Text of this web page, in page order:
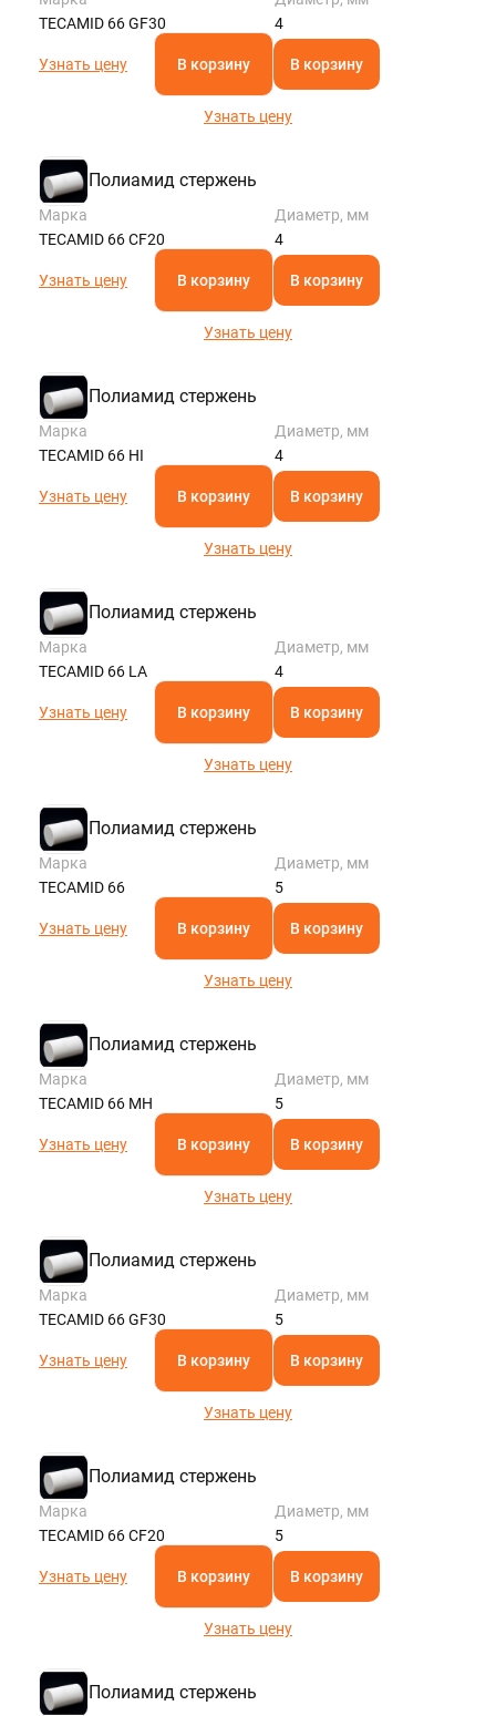
SPB@STALTEKA.RU
TECAMID 66 GF30
4
Узнать цену В корзину В корзину
Узнать цену
Полиамид стержень
Марка
TECAMID 66 CF20
Диаметр, мм
4
Узнать цену В корзину В корзину
Узнать цену
Полиамид стержень
Марка
TECAMID 66 HI
Диаметр, мм
4
Узнать цену В корзину В корзину
Узнать цену
Полиамид стержень
Марка
TECAMID 66 LA
Диаметр, мм
4
Узнать цену В корзину В корзину
Узнать цену
Полиамид стержень
Марка
TECAMID 66
Диаметр, мм
5
Узнать цену В корзину В корзину
Узнать цену
Полиамид стержень
Марка
TECAMID 66 MH
Диаметр, мм
5
Узнать цену В корзину В корзину
Узнать цену
Полиамид стержень
Марка
TECAMID 66 GF30
Диаметр, мм
5
Узнать цену В корзину В корзину
Узнать цену
Полиамид стержень
Марка
TECAMID 66 CF20
Диаметр, мм
5
Узнать цену В корзину В корзину
Узнать цену
Полиамид стержень